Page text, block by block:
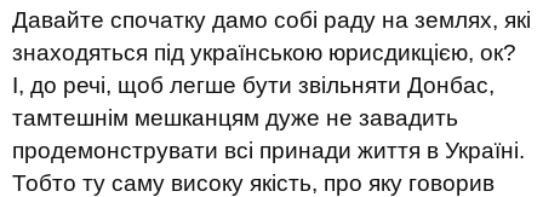
Давайте спочатку дамо собі раду на землях, які
знаходяться під українською юрисдикцією, ок?
І, до речі, щоб легше бути звільняти Донбас,
тамтешнім мешканцям дуже не завадить
продемонструвати всі принади життя в Україні.
Тобто ту саму високу якість, про яку говорив